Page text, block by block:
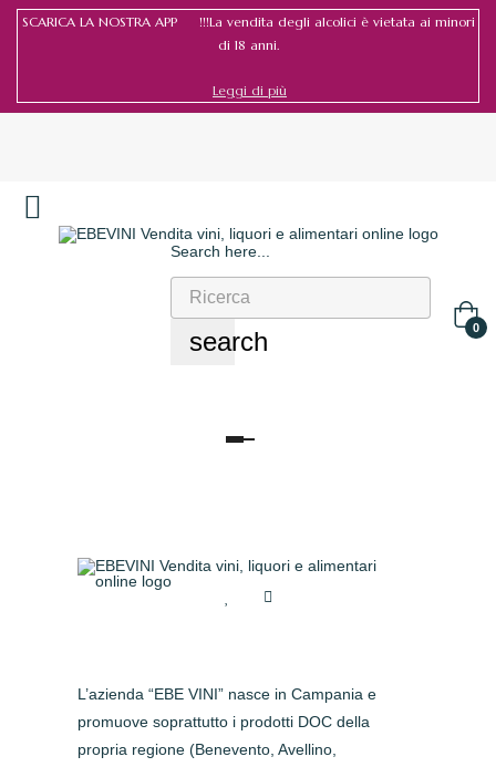
SCARICA LA NOSTRA APP !!!La vendita degli alcolici è vietata ai minori
di 18 anni.
Leggi di più
Search here...
search 0
navigazione
L’azienda “EBE VINI” nasce in Campania e
promuove soprattutto i prodotti DOC della
propria regione (Benevento, Avellino,